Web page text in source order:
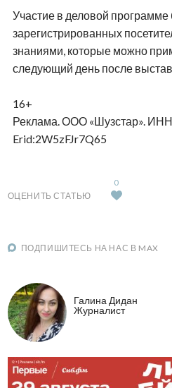
Участие в деловой программе
зарегистрированных
знаниями, которые можно
следующий день после
16+
Реклама. ООО «Шузстар».
Erid:2W5zFJr7Q65
ОЦЕНИТЬ СТАТЬЮ
0
ПОДПИШИТЕСЬ НА НАС В MAX
Галина Дидан
Журналист